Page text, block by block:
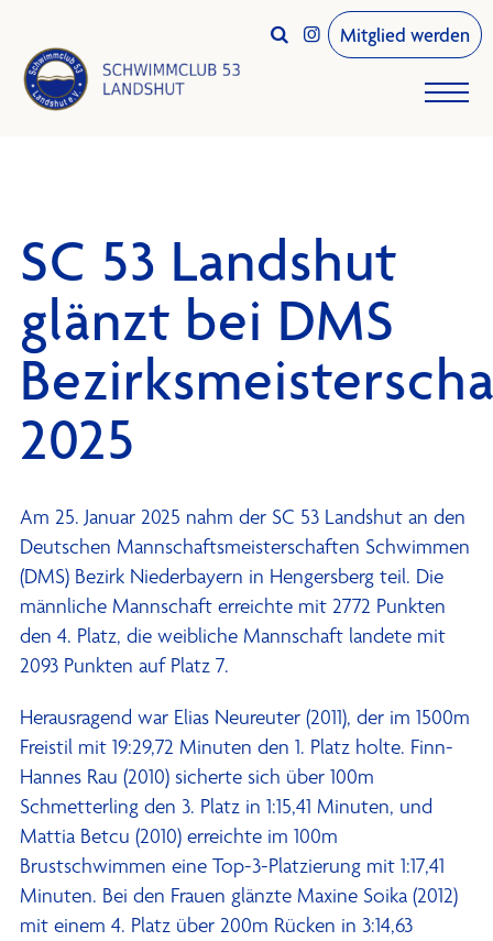
  Mitglied werden
SC 53 Landshut
glänzt bei DMS
2025
Am 25. Januar 2025 nahm der SC 53 Landshut an den
Deutschen Mannschaftsmeisterschaften Schwimmen
(DMS) Bezirk Niederbayern in Hengersberg teil. Die
männliche Mannschaft erreichte mit 2772 Punkten
den 4. Platz, die weibliche Mannschaft landete mit
2093 Punkten auf Platz 7.
Herausragend war Elias Neureuter (2011), der im 1500m
Freistil mit 19:29,72 Minuten den 1. Platz holte. Finn-
Hannes Rau (2010) sicherte sich über 100m
Schmetterling den 3. Platz in 1:15,41 Minuten, und
Mattia Betcu (2010) erreichte im 100m
Brustschwimmen eine Top-3-Platzierung mit 1:17,41
Minuten. Bei den Frauen glänzte Maxine Soika (2012)
mit einem 4. Platz über 200m Rücken in 3:14,63